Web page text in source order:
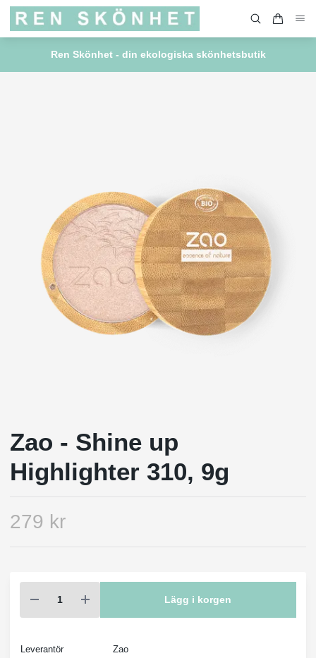
Ren Skönhet - din ekologiska skönhetsbutik
Zao - Shine up
Highlighter 310, 9g
279 kr
Lägg i korgen
Leverantör Zao